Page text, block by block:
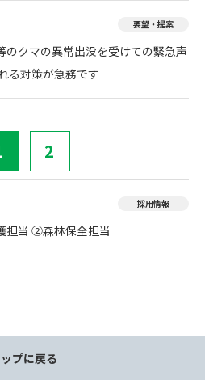
要望・提案
クマの異常出没を受けての緊急声
る対策が急務です
2
採用情報
担当 ②森林保全担当
プに戻る